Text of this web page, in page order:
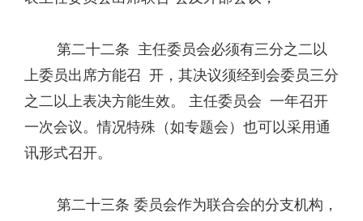
第二十二条 主任委员会必须有三分之二以
上委员出席方能召 开，其决议须经到会委员三分
之二以上表决方能生效。 主任委员会 一年召开
一次会议。情况特殊（如专题会）也可以采用通
讯形式召开。
第二十三条 委员会作为联合会的分支机构，